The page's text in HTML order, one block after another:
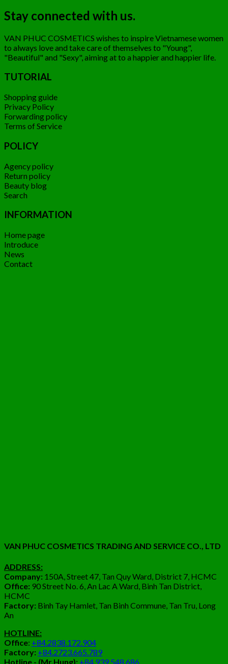
Stay connected with us.
VAN PHUC COSMETICS wishes to inspire Vietnamese women
to always love and take care of themselves to "Young",
"Beautiful" and "Sexy", aiming at to a happier and happier life.
TUTORIAL
Shopping guide
Privacy Policy
Forwarding policy
Terms of Service
POLICY
Agency policy
Return policy
Beauty blog
Search
INFORMATION
Home page
Introduce
News
Contact
VAN PHUC COSMETICS TRADING AND SERVICE CO., LTD
ADDRESS:
Company: 150A, Street 47, Tan Quy Ward, District 7, HCMC
Office: 90 Street No. 6, An Lac A Ward, Binh Tan District,
HCMC
Factory: Binh Tay Hamlet, Tan Binh Commune, Tan Tru, Long
An
HOTLINE:
Office: +84.2838.172.904
Factory: +84.2723.665.789
Hotline - (Mr.Hung): +84.939.548.686